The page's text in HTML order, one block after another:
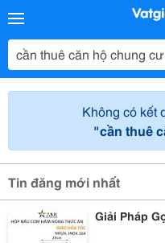
Không có kết
"cần thuê
Tin đăng mới nhất
Giải Pháp